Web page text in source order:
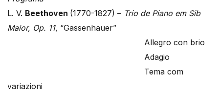
L. V. Beethoven (1770-1827) – Trio de Piano em Sib
Maior, Op. 11, “Gassenhauer”
Allegro con brio
Adagio
Tema com
variazioni